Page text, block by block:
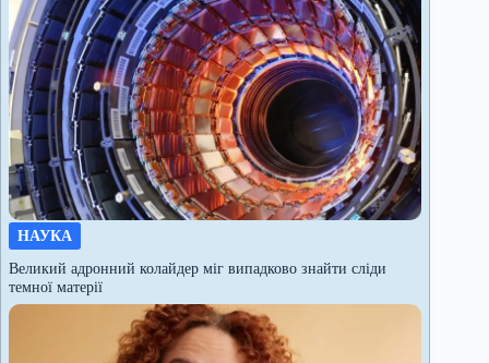
НАУКА
Великий адронний колайдер міг випадково знайти сліди
темної матерії